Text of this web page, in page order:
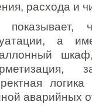
расхода и
показывает,
а
аварийных